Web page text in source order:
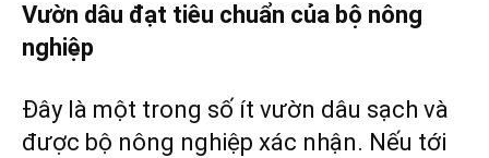
Vườn dâu đạt tiêu chuẩn của bộ nông
nghiệp
Đây là một trong số ít vườn dâu sạch và
được bộ nông nghiệp xác nhận. Nếu tới